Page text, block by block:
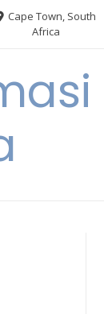
Cape Town, South
Africa